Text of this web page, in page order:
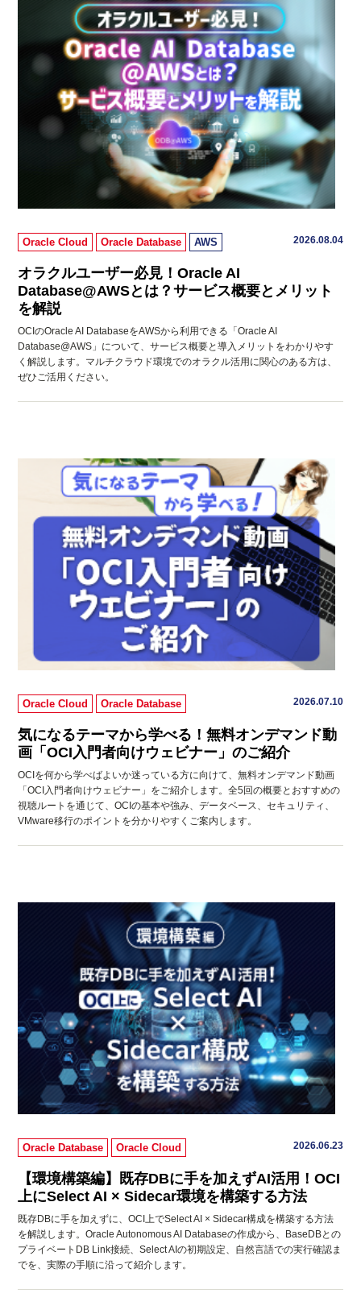
Oracle Cloud Oracle Database AWS 2026.08.04
オラクルユーザー必見！Oracle AI
Database@AWSとは？サービス概要とメリット
を解説
OCIのOracle AI DatabaseをAWSから利用できる「Oracle AI
Database@AWS」について、サービス概要と導入メリットをわかりやす
く解説します。マルチクラウド環境でのオラクル活用に関心のある方は、
ぜひご活用ください。
Oracle Cloud Oracle Database 2026.07.10
気になるテーマから学べる！無料オンデマンド動
画「OCI入門者向けウェビナー」のご紹介
OCIを何から学べばよいか迷っている方に向けて、無料オンデマンド動画
「OCI入門者向けウェビナー」をご紹介します。全5回の概要とおすすめの
視聴ルートを通じて、OCIの基本や強み、データベース、セキュリティ、
VMware移行のポイントを分かりやすくご案内します。
Oracle Database Oracle Cloud 2026.06.23
【環境構築編】既存DBに手を加えずAI活用！OCI
上にSelect AI × Sidecar環境を構築する方法
既存DBに手を加えずに、OCI上でSelect AI × Sidecar構成を構築する方法
を解説します。Oracle Autonomous AI Databaseの作成から、BaseDBとの
プライベートDB Link接続、Select AIの初期設定、自然言語での実行確認ま
でを、実際の手順に沿って紹介します。